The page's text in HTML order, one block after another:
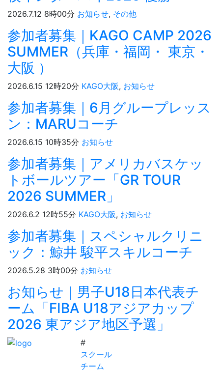
2026.7.12 8時00分 お知らせ, その他
参加者募集｜KAGO CAMP 2026
SUMMER（兵庫・福岡・ 東京・
大阪 ）
2026.6.15 12時20分 KAGO大阪, お知らせ
参加者募集｜6月グループレッス
ン：MARUコーチ
2026.6.15 10時35分 お知らせ
参加者募集｜アメリカバスケッ
トボールツアー「GR TOUR
2026 SUMMER」
2026.6.2 12時55分 KAGO大阪, お知らせ
参加者募集｜スペシャルクリニ
ック：鯨井 駿平スキルコーチ
2026.5.28 3時00分 お知らせ
お知らせ｜男子U18日本代表チ
ーム「FIBA U18アジアカップ
2026 東アジア地区予選」
#
スクール
チーム